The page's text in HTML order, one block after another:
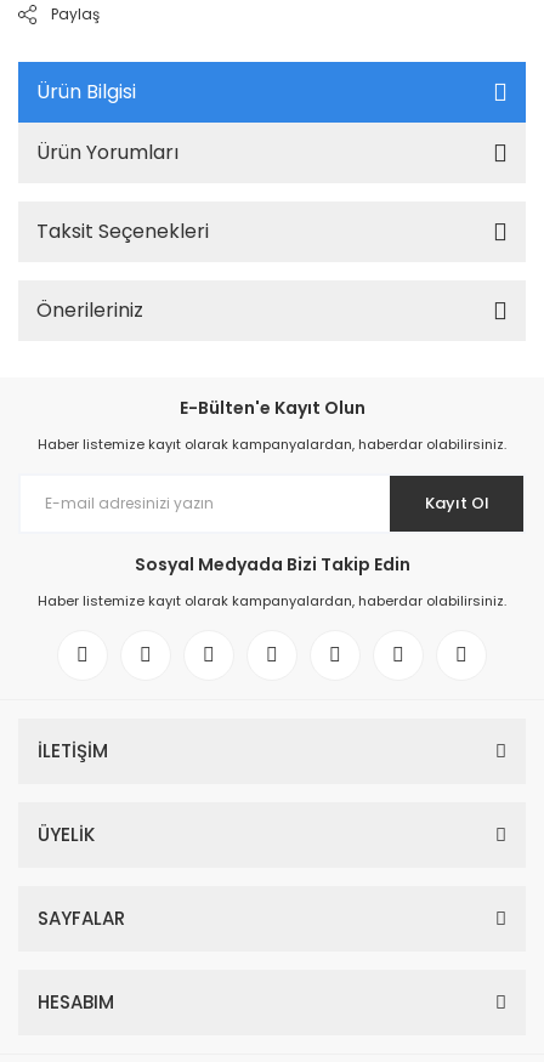
Paylaş
Ürün Bilgisi
Ürün Yorumları
Taksit Seçenekleri
Önerileriniz
E-Bülten'e Kayıt Olun
Haber listemize kayıt olarak kampanyalardan, haberdar olabilirsiniz.
Kayıt Ol
Sosyal Medyada Bizi Takip Edin
Haber listemize kayıt olarak kampanyalardan, haberdar olabilirsiniz.
İLETİŞİM
ÜYELİK
SAYFALAR
HESABIM